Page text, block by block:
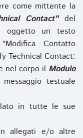
come mittente la
Contact"del
oggetto un testo
Contatto
Technical Contact:
nel corpo il Modulo
testuale
in tutte le sue
allegati e/o altre